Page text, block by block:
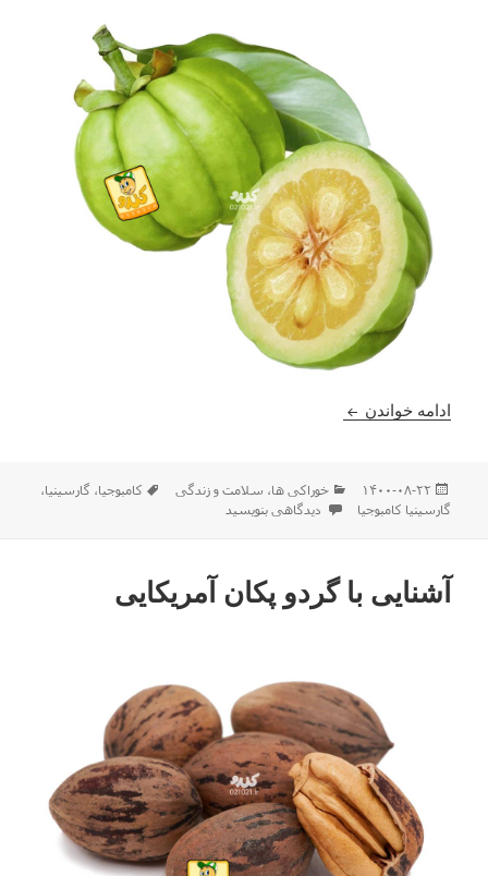
ادامه خواندن آشنایی با گارسینیا کامبوجیا
ارسال
شده
۱۴۰۰-۰۸-۲۲ دسته‌ها
خوراکی ها، سلامت و زندگی برچسب‌ها
کامبوجیا، گارسینیا،
گارسینیا کامبوجیا
برای آشنایی با گارسینیا کامبوجیا
دیدگاهی بنویسید
آشنایی با گردو پکان آمریکایی